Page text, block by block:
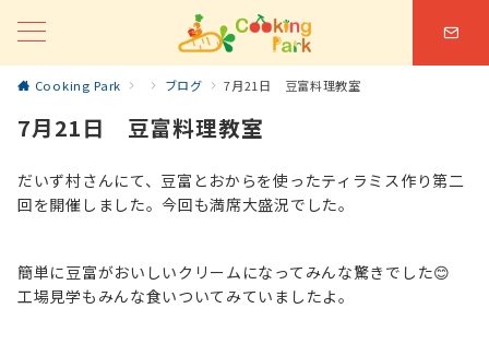
Cooking Park ブログ 7月21日 豆富料理教室
7月21日 豆富料理教室
だいず村さんにて、豆富とおからを使ったティラミス作り第二
回を開催しました。今回も満席大盛況でした。
簡単に豆富がおいしいクリームになってみんな驚きでした😊
工場見学もみんな食いついてみていましたよ。